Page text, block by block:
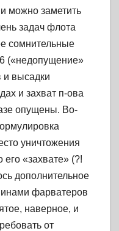
можно заметить
задач флота
сомнительные
(«недопущение»
и высадки
и захват п-ова
опущены. Во-
уничтожения
«захвате» (?!
дополнительное
фарватеров
наверное, и
от